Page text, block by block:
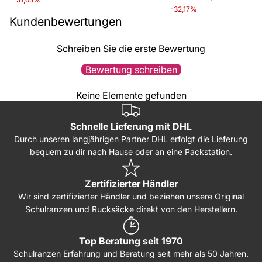
-32,17%
Kundenbewertungen
Schreiben Sie die erste Bewertung
Bewertung schreiben
Keine Elemente gefunden
Schnelle Lieferung mit DHL
Durch unseren langjährigen Partner DHL erfolgt die Lieferung
bequem zu dir nach Hause oder an eine Packstation.
Zertifizierter Händler
Wir sind zertifizierter Händler und beziehen unsere Original
Schulranzen und Rucksäcke direkt von den Herstellern.
Top Beratung seit 1970
Schulranzen Erfahrung und Beratung seit mehr als 50 Jahren.